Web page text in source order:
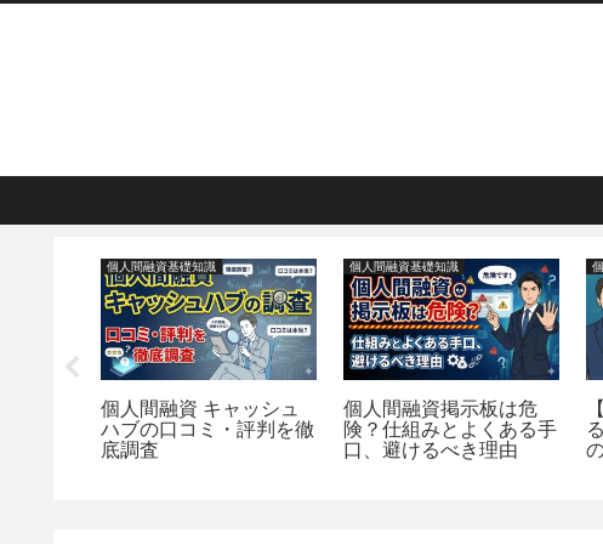
個人間融資基礎知識
個人間融資掲示板は危
険？仕組みとよくある手
口、避けるべき理由
個人間融資基礎知識
【本当に貸してくれ
る？】個人間融資掲示板
の危険性と安全な見極め